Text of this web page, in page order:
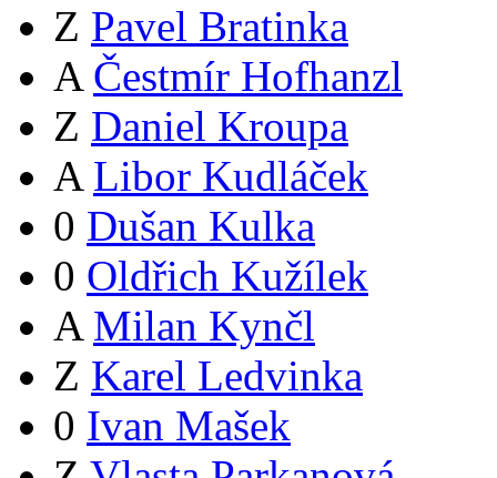
Z Pavel Bratinka
A Čestmír Hofhanzl
Z Daniel Kroupa
A Libor Kudláček
0 Dušan Kulka
0 Oldřich Kužílek
A Milan Kynčl
Z Karel Ledvinka
0 Ivan Mašek